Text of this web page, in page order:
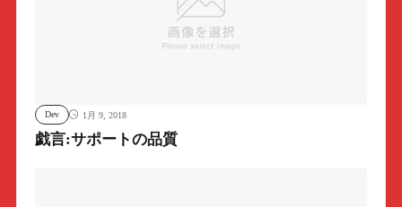
Dev 1月 9, 2018
戯言:サポートの品質